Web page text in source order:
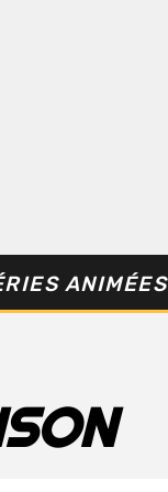
ANIMÉES